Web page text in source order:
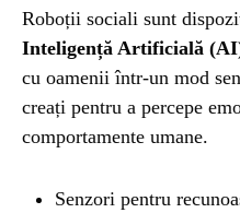
Roboții sociali sunt
Inteligență Artificială
cu oamenii într-un mod
creați pentru a percepe
comportamente umane.
Senzori pentru
NATURĂ 1 year ago
Barajul Trei
Pământului: Mit
BLOG 2 years ago